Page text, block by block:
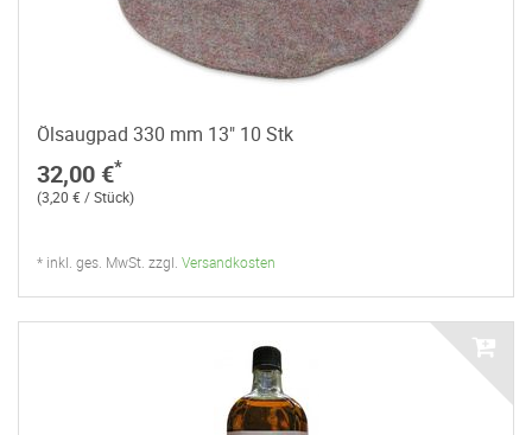
Ölsaugpad 330 mm 13" 10 Stk
32,00 €*
(3,20 € / Stück)
* inkl. ges. MwSt. zzgl. Versandkosten